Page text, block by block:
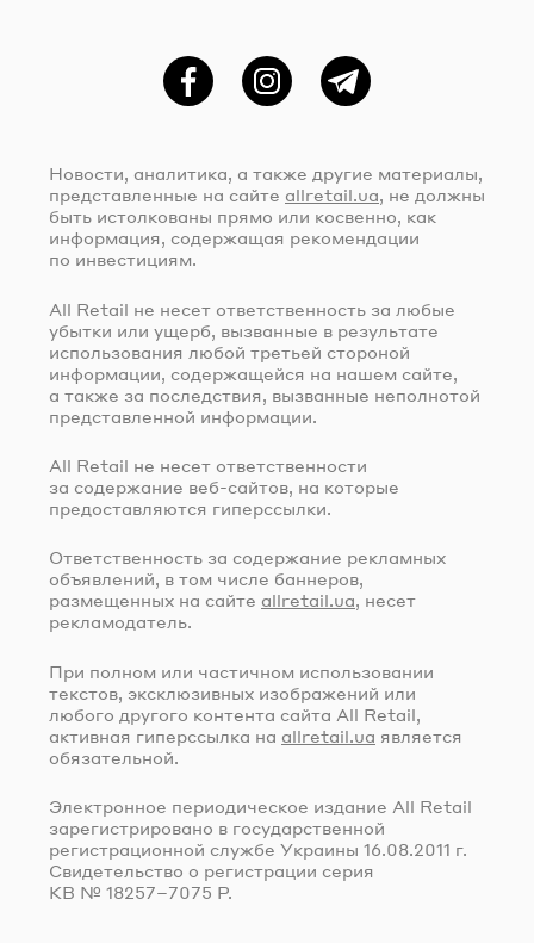
ФейсбукInstagramTelegram
Новости, аналитика, а также другие материалы,
представленные на сайте allretail.ua, не должны
быть истолкованы прямо или косвенно, как
информация, содержащая рекомендации
по инвестициям.
All Retail не несет ответственность за любые
убытки или ущерб, вызванные в результате
использования любой третьей стороной
информации, содержащейся на нашем сайте,
а также за последствия, вызванные неполнотой
представленной информации.
All Retail не несет ответственности
за содержание веб-сайтов, на которые
предоставляются гиперссылки.
Ответственность за содержание рекламных
объявлений, в том числе баннеров,
размещенных на сайте allretail.ua, несет
рекламодатель.
При полном или частичном использовании
текстов, эксклюзивных изображений или
любого другого контента сайта All Retail,
активная гиперссылка на allretail.ua является
обязательной.
Электронное периодическое издание All Retail
зарегистрировано в государственной
регистрационной службе Украины 16.08.2011 г.
Свидетельство о регистрации серия
КВ № 18257–7075 Р.